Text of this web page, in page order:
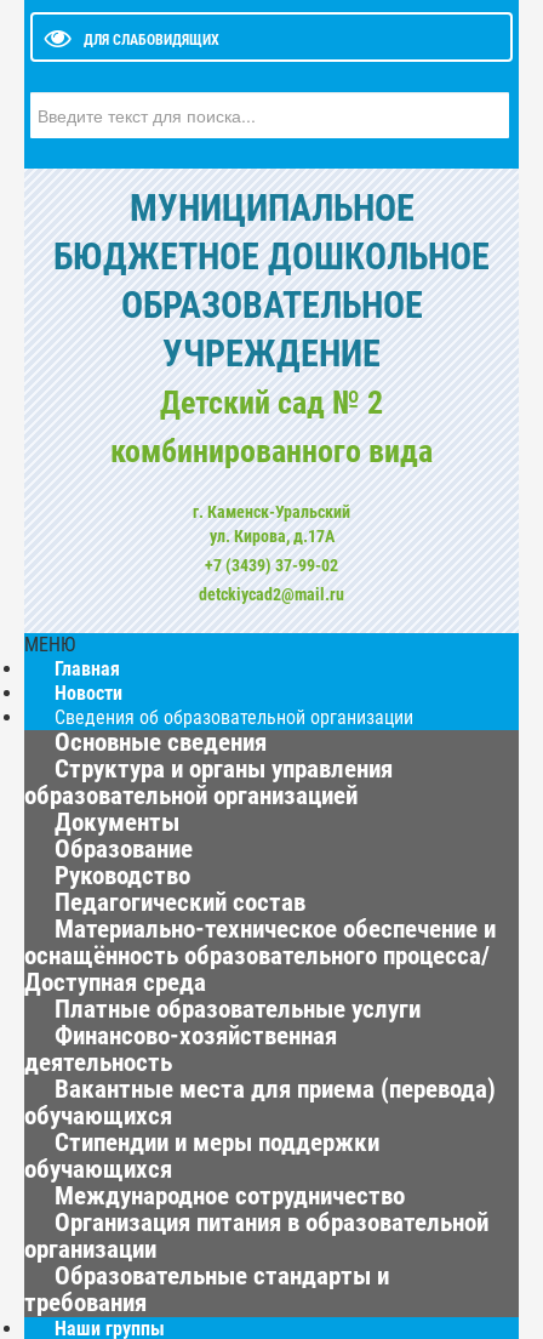
ДЛЯ СЛАБОВИДЯЩИХ
МУНИЦИПАЛЬНОЕ
БЮДЖЕТНОЕ ДОШКОЛЬНОЕ
ОБРАЗОВАТЕЛЬНОЕ
УЧРЕЖДЕНИЕ
Детский сад № 2
комбинированного вида
г. Каменск-Уральский
ул. Кирова, д.17А
+7 (3439) 37-99-02
detckiycad2@mail.ru
МЕНЮ
Главная
Новости
Сведения об образовательной организации
Основные сведения
Структура и органы управления
образовательной организацией
Документы
Образование
Руководство
Педагогический состав
Материально-техническое обеспечение и
оснащённость образовательного процесса/
Доступная среда
Платные образовательные услуги
Финансово-хозяйственная
деятельность
Вакантные места для приема (перевода)
обучающихся
Стипендии и меры поддержки
обучающихся
Международное сотрудничество
Организация питания в образовательной
организации
Образовательные стандарты и
требования
Наши группы